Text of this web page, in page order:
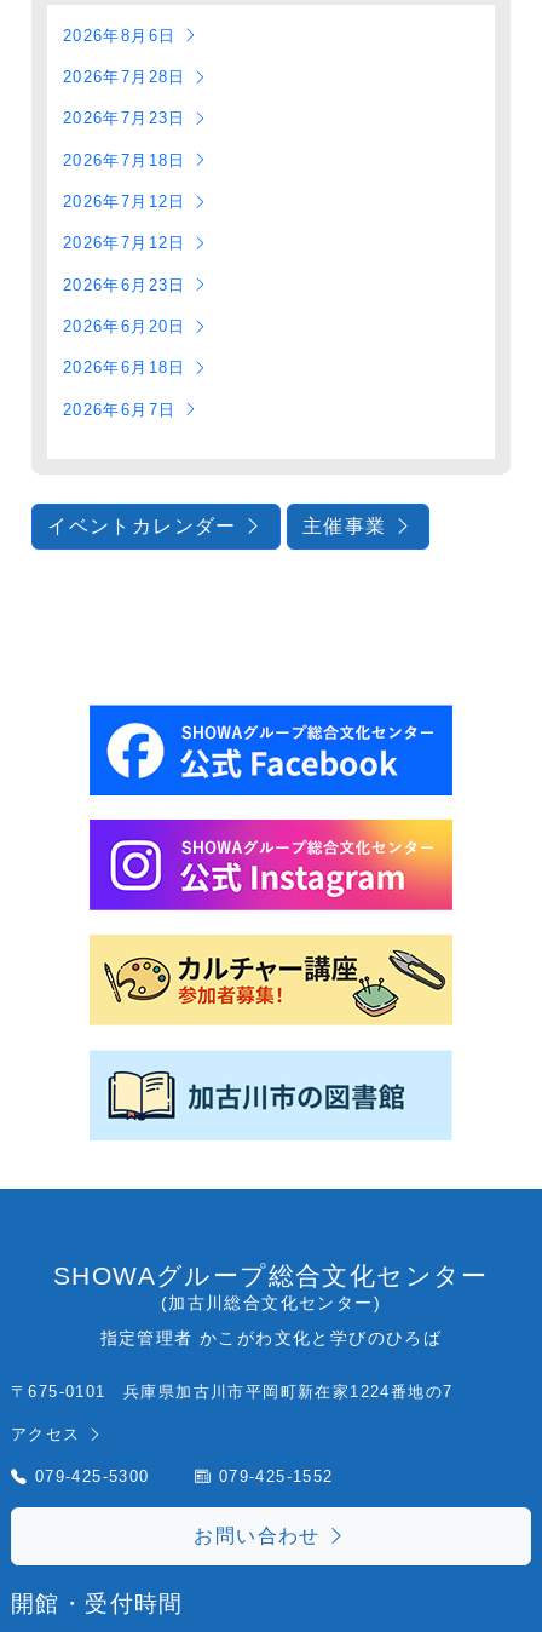
2026年8月6日
2026年7月28日
2026年7月23日
2026年7月18日
2026年7月12日
2026年7月12日
2026年6月23日
2026年6月20日
2026年6月18日
2026年6月7日
イベントカレンダー 主催事業
SHOWAグループ総合文化センター
(加古川総合文化センター)
指定管理者 かこがわ文化と学びのひろば
〒675-0101 兵庫県加古川市平岡町新在家1224番地の7
アクセス
079-425-5300 079-425-1552
お問い合わせ
開館・受付時間